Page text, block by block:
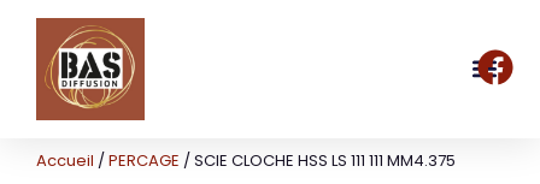
Accueil /PERCAGE / SCIE CLOCHE HSS LS 111 111 MM4.375